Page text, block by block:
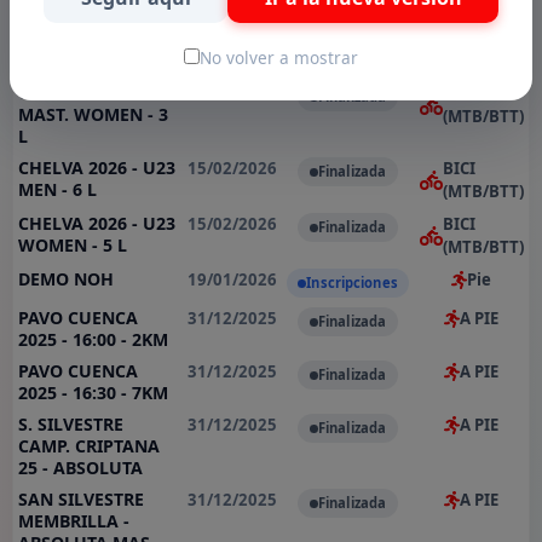
(MTB/BTT)
CHELVA 2026 -
MAST. WOMEN - 3
L
Finalizada
(MTB/BTT)
CHELVA 2026 - U23
MEN - 6 L
15/02/2026 Finalizada
BICI
(MTB/BTT)
CHELVA 2026 - U23
WOMEN - 5 L
15/02/2026 Finalizada
BICI
(MTB/BTT)
DEMO NOH 19/01/2026 Inscripciones Pie
PAVO CUENCA
2025 - 16:00 - 2KM
31/12/2025 Finalizada A PIE
PAVO CUENCA
2025 - 16:30 - 7KM
31/12/2025 Finalizada A PIE
S. SILVESTRE
CAMP. CRIPTANA
25 - ABSOLUTA
31/12/2025 Finalizada A PIE
SAN SILVESTRE
MEMBRILLA -
31/12/2025 Finalizada A PIE
No volver a mostrar